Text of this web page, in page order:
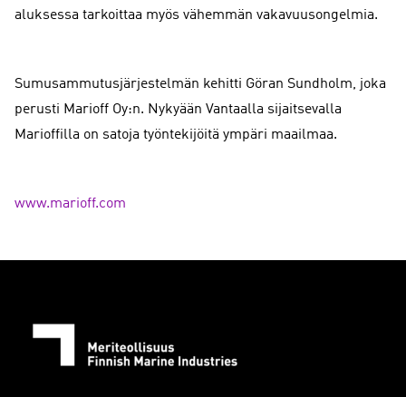
aluksessa tarkoittaa myös vähemmän vakavuusongelmia.
Sumusammutusjärjestelmän kehitti Göran Sundholm, joka
perusti Marioff Oy:n. Nykyään Vantaalla sijaitsevalla
Marioffilla on satoja työntekijöitä ympäri maailmaa.
www.marioff.com